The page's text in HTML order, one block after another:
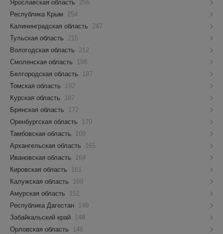
Ярославская область
256
Республика Крым
254
Калининградская область
247
Тульская область
215
Вологодская область
212
Смоленская область
198
Белгородская область
197
Томская область
192
Курская область
187
Брянская область
172
Оренбургская область
170
Тамбовская область
168
Архангельская область
165
Ивановская область
164
Кировская область
161
Калужская область
160
Амурская область
151
Республика Дагестан 149
Забайкальский край 148
Орловская область
146